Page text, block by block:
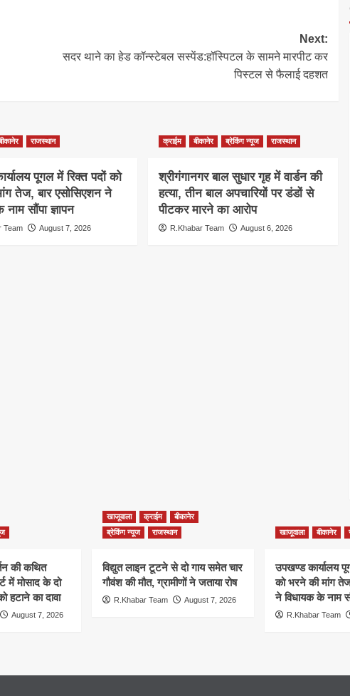
Next:
सदर थाने का हेड कॉन्स्टेबल सस्पेंड:हॉस्पिटल के सामने मारपीट कर
पिस्टल से फैलाई दहशत
राजस्थान
पूगल में रिक्त पदों को
तेज, बार एसोसिएशन ने
सौंपा ज्ञापन
Team August 7, 2026
क्राईम बीकानेर ब्रेकिंग न्यूज राजस्थान
श्रीगंगानगर बाल सुधार गृह में वार्डन की
हत्या, तीन बाल अपचारियों पर डंडों से
पीटकर मारने का आरोप
R.Khabar Team August 6, 2026
की कथित
में मोसाद के दो
हटाने का दावा
August 7, 2026
खाजूवाला क्राईम
बीकानेर
ब्रेकिंग न्यूज
राजस्थान
विद्युत लाइन टूटने से दो गाय समेत चार
गौवंश की मौत, ग्रामीणों ने जताया रोष
R.Khabar Team August 7, 2026
खाजूवाला बीकानेर
उपखण्ड कार्यालय
को भरने की मांग
ने विधायक के नाम
R.Khabar Team